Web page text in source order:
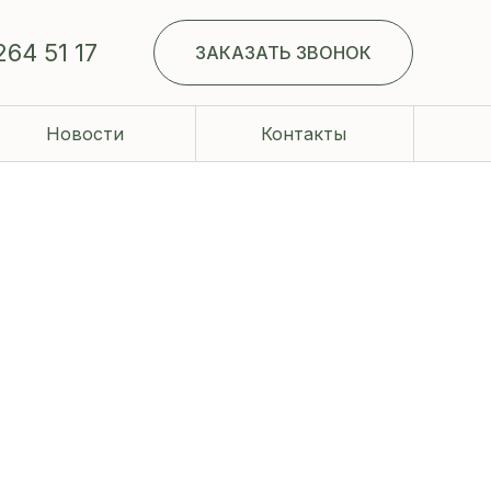
Контакты
ЗАКАЗАТЬ ЗВОНОК
51 17
Новости